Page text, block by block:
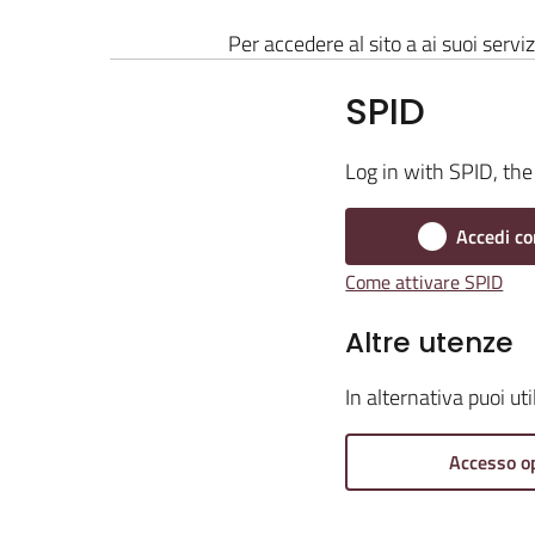
Per accedere al sito a ai suoi
SPID
Log in with SPID,
Accedi
Come attivare SPID
Altre utenze
In alternativa puoi
Accesso